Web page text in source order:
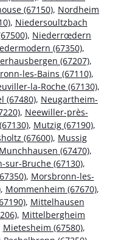
(67150), Nordheim
, Niedersoultzbach
, Niederrœdern
(67350),
(67207),
les-Bains (67110),
la-Roche (67130),
(67480), Neugartheim-
, Neewiller-près-
, Mutzig (67190),
(67600), Mussig
Munchhausen (67470),
sur-Bruche (67130),
, Morsbronn-les-
, Mommenheim (67670),
, Mittelhausen
, Mittelbergheim
Mietesheim (67580),